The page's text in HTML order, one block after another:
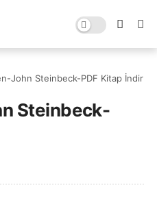
John Steinbeck-PDF Kitap İndir
Steinbeck-